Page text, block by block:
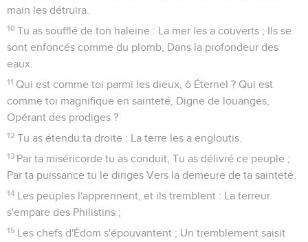
main les détruira.
10 Tu as soufflé de ton haleine : La mer les a couverts ; Ils se
sont enfoncés comme du plomb, Dans la profondeur des
eaux.
11 Qui est comme toi parmi les dieux, ô Éternel ? Qui est
comme toi magnifique en sainteté, Digne de louanges,
Opérant des prodiges ?
12 Tu as étendu ta droite : La terre les a engloutis.
13 Par ta miséricorde tu as conduit, Tu as délivré ce peuple ;
Par ta puissance tu le diriges Vers la demeure de ta sainteté.
14 Les peuples l'apprennent, et ils tremblent : La terreur
s'empare des Philistins ;
15 Les chefs d'Édom s'épouvantent ; Un tremblement saisit